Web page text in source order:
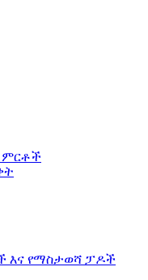
ምርቶች
እና የማስታወሻ ፓዶች